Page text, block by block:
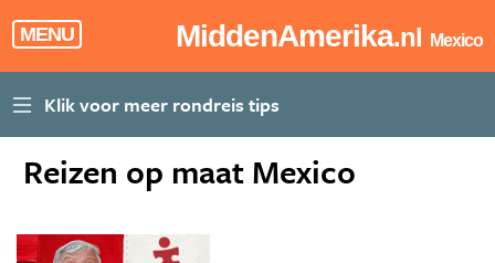
MENU MiddenAmerika.nl Mexico
Reizen op maat Mexico